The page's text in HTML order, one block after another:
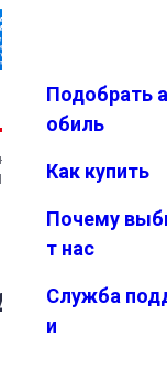
Избранн
Меню
Подобрать
обиль
Как купить
Почему
т нас
Служба
и
ряд
VAN
VAN